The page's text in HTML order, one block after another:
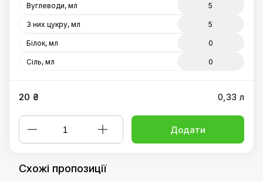
Вуглеводи, мл 5
З них цукру, мл 5
Білок, мл 0
Сіль, мл 0
20 ₴ 0,33 л
Додати
Схожі пропозиції